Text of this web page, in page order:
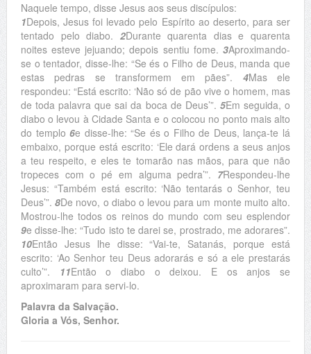
Naquele tempo, disse Jesus aos seus discípulos:
1Depois, Jesus foi levado pelo Espírito ao deserto, para ser
tentado pelo diabo. 2Durante quarenta dias e quarenta
noites esteve jejuando; depois sentiu fome.3Aproximando-
se o tentador, disse-lhe: “Se és o Filho de Deus, manda que
estas pedras se transformem em pães”. 4Mas ele
respondeu: “Está escrito: ‘Não só de pão vive o homem, mas
de toda palavra que sai da boca de Deus’”. 5Em seguida, o
diabo o levou à Cidade Santa e o colocou no ponto mais alto
do templo6e disse-lhe: “Se és o Filho de Deus, lança-te lá
embaixo, porque está escrito: ‘Ele dará ordens a seus anjos
a teu respeito, e eles te tomarão nas mãos, para que não
tropeces com o pé em alguma pedra’”. 7Respondeu-lhe
Jesus: “Também está escrito: ‘Não tentarás o Senhor, teu
Deus’”.8De novo, o diabo o levou para um monte muito alto.
Mostrou-lhe todos os reinos do mundo com seu esplendor
9e disse-lhe: “Tudo isto te darei se, prostrado, me adorares”.
10Então Jesus lhe disse: “Vai-te, Satanás, porque está
escrito: ‘Ao Senhor teu Deus adorarás e só a ele prestarás
culto’”.
11Então o diabo o deixou. E os anjos se
aproximaram para servi-lo.
Palavra da Salvação.
Gloria a Vós, Senhor.